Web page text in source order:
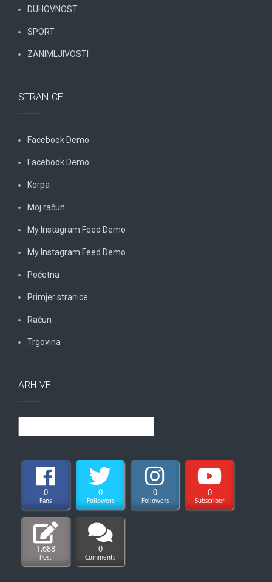
DUHOVNOST
SPORT
ZANIMLJIVOSTI
STRANICE
Facebook Demo
Facebook Demo
Korpa
Moj račun
My Instagram Feed Demo
My Instagram Feed Demo
Početna
Primjer stranice
Račun
Trgovina
ARHIVE
0
Fans
0
Followers
0
Followers
0
Subscriber
1,688
Post
0
Comments